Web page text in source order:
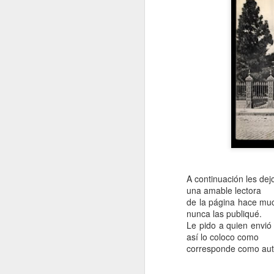
A continuación les
una amable lectora
de la página hace
nunca las publiqué.
Le pido a quien
así lo coloco como
corresponde como
y